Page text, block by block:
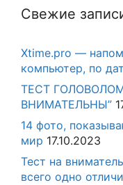
Свежие
Xtime.pro —
компьютер, по
ТЕСТ
ВНИМАТЕЛЬНЫ”
14 фото,
мир 17.10.2023
Тест на
всего одно